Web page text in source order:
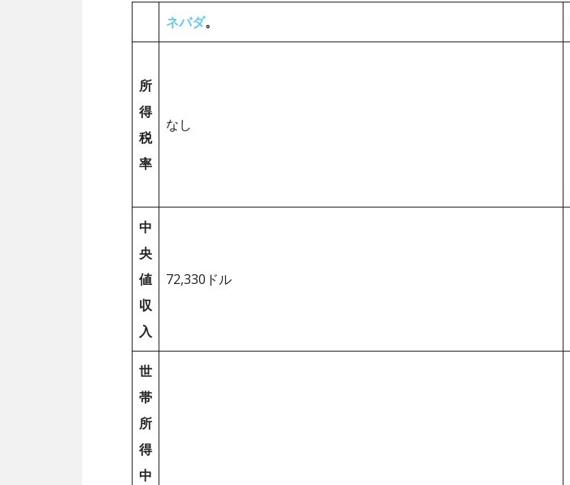
ネバダ。
所
得
税
率
なし
中
央
値
収
入
72,330ドル
世
帯
所
得
中